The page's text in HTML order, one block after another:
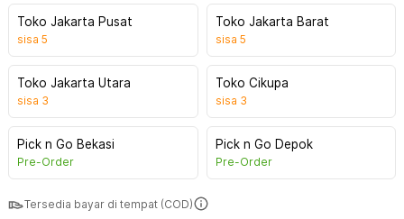
Toko Jakarta Pusat
sisa 5
Toko Jakarta Barat
sisa 5
Toko Jakarta Utara
sisa 3
Toko Cikupa
sisa 3
Pick n Go Bekasi
Pre-Order
Pick n Go Depok
Pre-Order
Tersedia bayar di tempat (COD)